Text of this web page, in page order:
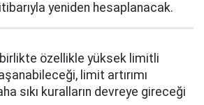
yeniden hesaplanacak.
özellikle yüksek limitli
limit artırımı
sıkı kuralların devreye gireceği